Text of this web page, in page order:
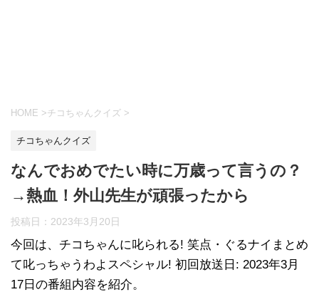
HOME >チコちゃんクイズ >
チコちゃんクイズ
なんでおめでたい時に万歳って言うの？
→熱血！外山先生が頑張ったから
投稿日： 2023年3月20日
今回は、チコちゃんに叱られる! 笑点・ぐるナイまとめ
て叱っちゃうわよスペシャル! 初回放送日: 2023年3月
17日の番組内容を紹介。